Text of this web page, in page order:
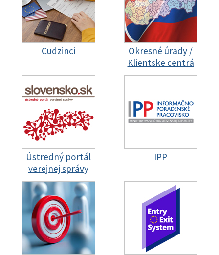
Cudzinci
Okresné úrady /
Klientske centrá
Ústredný portál
verejnej správy
IPP